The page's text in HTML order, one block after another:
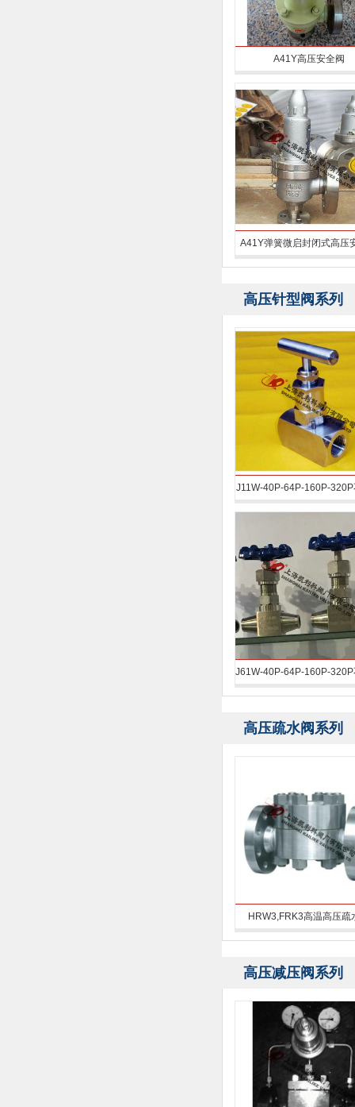
A41Y高压安全阀
A41Y弹簧微启封闭式高压
高压针型阀系列
J11W-40P-64P-160P-320P
高压内螺纹针型阀
J61W-40P-64P-160P-
高压焊接针型阀
高压疏水阀系列
HRW3,FRK3高温高压疏
高压减压阀系列